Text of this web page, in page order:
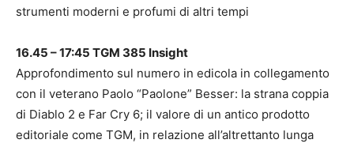
strumenti moderni e profumi di altri tempi
16.45 – 17:45 TGM 385 Insight
Approfondimento sul numero in edicola in collegamento
con il veterano Paolo “Paolone” Besser: la strana coppia
di Diablo 2 e Far Cry 6; il valore di un antico prodotto
editoriale come TGM, in relazione all’altrettanto lunga